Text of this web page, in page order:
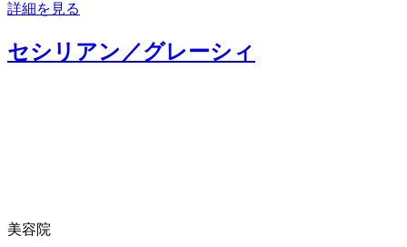
詳細を見る
セシリアン／グレーシィ
美容院